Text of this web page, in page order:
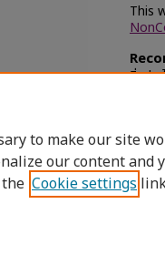
This
อิ่มปร
to make our site
our content and
Cookie settings